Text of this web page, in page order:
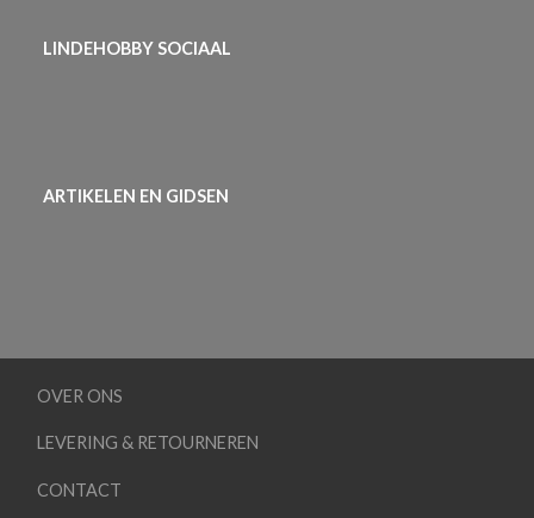
LINDEHOBBY SOCIAAL
ARTIKELEN EN GIDSEN
OVER ONS
LEVERING & RETOURNEREN
CONTACT